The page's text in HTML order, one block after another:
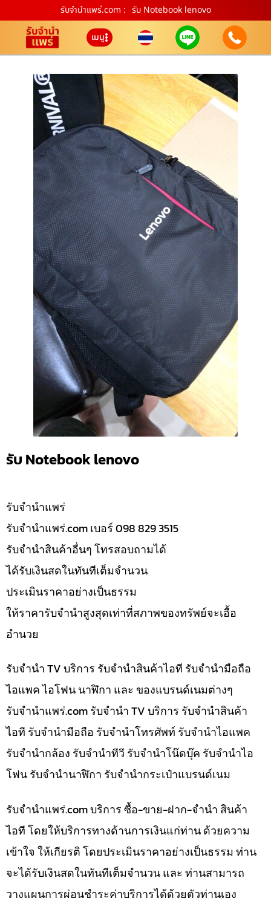
รับจํานําแพร่.com : รับ Notebook lenovo
เมนู
รับ Notebook lenovo
รับจํานำแพร่
รับจํานําแพร่.com เบอร์ 098 829 3515
รับจำนำสินค้าอื่นๆ โทรสอบถามได้
ได้รับเงินสดในทันทีเต็มจำนวน
ประเมินราคาอย่างเป็นธรรม
ให้ราคารับจำนำสูงสุดเท่าที่สภาพของทรัพย์จะเอื้อ
อำนวย
รับจำนำ TV บริการ รับจำนำสินค้าไอที รับจำนำมือถือ
ไอแพค ไอโฟน นาฬิกา และ ของแบรนด์เนมต่างๆ
รับจํานําแพร่.com รับจำนำ TV บริการ รับจำนำสินค้า
ไอที รับจำนำมือถือ รับจำนำโทรศัพท์ รับจำนำไอแพค
รับจำนำกล้อง รับจำนำทีวี รับจำนำโน๊ดบุ๊ค รับจำนำไอ
โฟน รับจำนำนาฬิกา รับจำนำกระเป๋าแบรนด์เนม
รับจํานําแพร่.com บริการ ซื้อ-ขาย-ฝาก-จำนำ สินค้า
ไอที โดยให้บริการทางด้านการเงินแก่ท่าน ด้วยความ
เข้าใจ ให้เกียรติ โดยประเมินราคาอย่างเป็นธรรม ท่าน
จะได้รับเงินสดในทันทีเต็มจำนวน และ ท่านสามารถ
วางแผนการผ่อนชำระค่าบริการได้ด้วยตัวท่านเอง